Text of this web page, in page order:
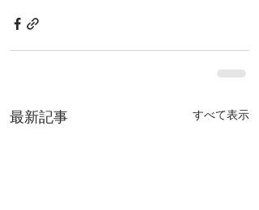
最新記事 すべて表示